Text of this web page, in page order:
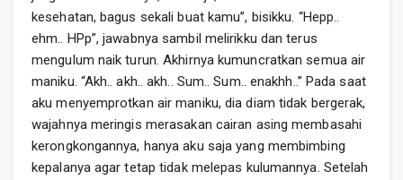
kesehatan, bagus sekali buat kamu”, bisikku. “Hepp..
ehm.. HPp”, jawabnya sambil melirikku dan terus
mengulum naik turun. Akhirnya kumuncratkan semua air
maniku. “Akh.. akh.. akh.. Sum.. Sum.. enakhh..” Pada saat
aku menyemprotkan air maniku, dia diam tidak bergerak,
wajahnya meringis merasakan cairan asing membasahi
kerongkongannya, hanya aku saja yang membimbing
kepalanya agar tetap tidak melepas kulumannya. Setelah